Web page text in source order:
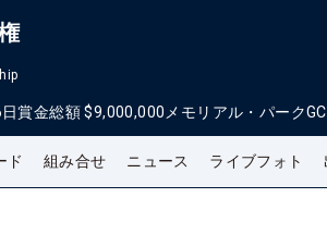
賞金総額 $9,000,000 メモリアル・パーク
ド 組み合せ ニュース ライブフォト